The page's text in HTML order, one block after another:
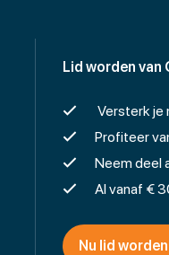
Lid worden van
Versterk je
Profiteer
Neem deel
Al vanaf €
Nu lid worden